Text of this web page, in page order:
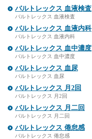
バルトレックス 血液検査
バルトレックス 血液検査
バルトレックス 血液内科
バルトレックス 血液内科
バルトレックス 血中濃度
バルトレックス 血中濃度
バルトレックス 血尿
バルトレックス 血尿
バルトレックス 月2回
バルトレックス 月2回
バルトレックス 月二回
バルトレックス 月二回
バルトレックス 倦怠感
バルトレックス 倦怠感